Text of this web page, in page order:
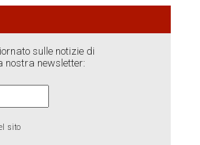
sulle notizie di
nostra newsletter:
sito